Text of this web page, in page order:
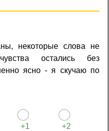
некоторые слова не
остались без
ясно - я скучаю по
+1 +2